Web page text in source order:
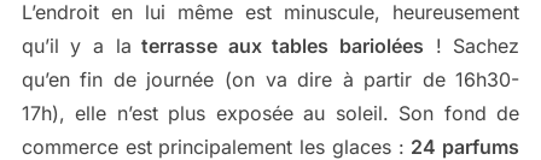
L’endroit en lui même est minuscule, heureusement
qu’il y a la terrasse aux tables bariolées ! Sachez
qu’en fin de journée (on va dire à partir de 16h30-
17h), elle n’est plus exposée au soleil. Son fond de
commerce est principalement les glaces : 24 parfums